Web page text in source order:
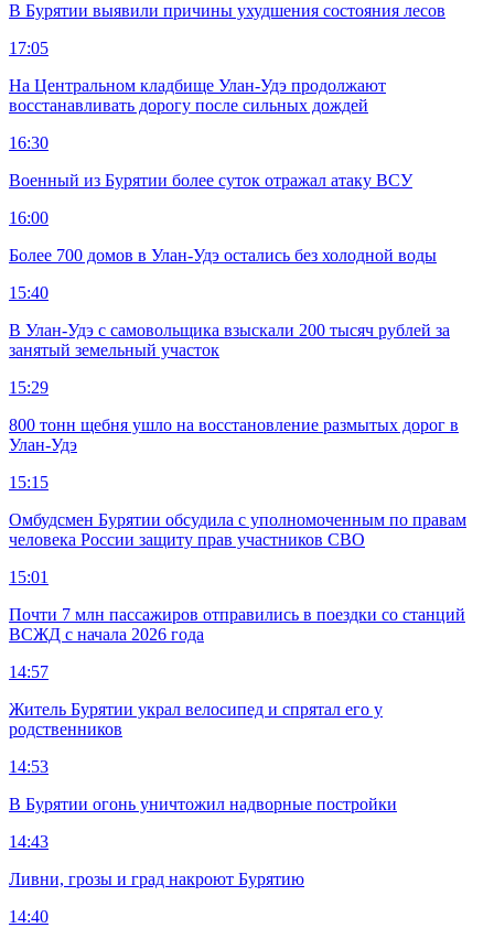
В Бурятии выявили причины ухудшения состояния лесов
17:05
На Центральном кладбище Улан-Удэ продолжают
восстанавливать дорогу после сильных дождей
16:30
Военный из Бурятии более суток отражал атаку ВСУ
16:00
Более 700 домов в Улан-Удэ остались без холодной воды
15:40
В Улан-Удэ с самовольщика взыскали 200 тысяч рублей за
занятый земельный участок
15:29
800 тонн щебня ушло на восстановление размытых дорог в
Улан-Удэ
15:15
Омбудсмен Бурятии обсудила с уполномоченным по правам
человека России защиту прав участников СВО
15:01
Почти 7 млн пассажиров отправились в поездки со станций
ВСЖД с начала 2026 года
14:57
Житель Бурятии украл велосипед и спрятал его у
родственников
14:53
В Бурятии огонь уничтожил надворные постройки
14:43
Ливни, грозы и град накроют Бурятию
14:40